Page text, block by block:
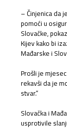
– Činjenica da
pomoći u
Slovačke,
Kijev kako bi
Mađarske i
Prošli je
rekavši da je
stvar.”
Slovačka i
usprotivile